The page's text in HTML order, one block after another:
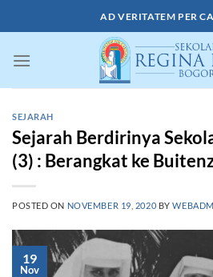
to
AD VERITATEM PER
SEJARAH
Sejarah Berdirinya
(3) : Berangkat ke
POSTED ON NOVEMBER 19, 2020 BY
19
Nov